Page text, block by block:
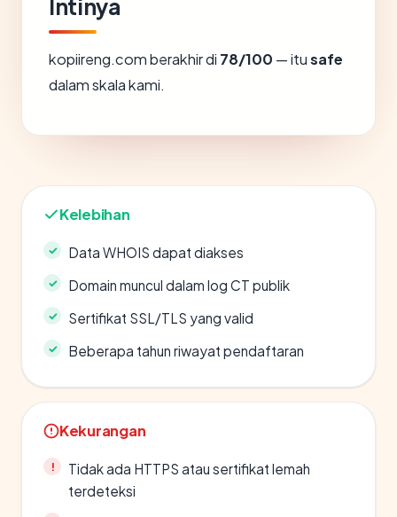
Intinya
kopiireng.com berakhir di 78/100 — itusafe
dalam skala kami.
Kelebihan
Data WHOIS dapat diakses
Domain muncul dalam log CT publik
Sertifikat SSL/TLS yang valid
Beberapa tahun riwayat pendaftaran
Kekurangan
Tidak ada HTTPS atau sertifikat lemah
terdeteksi